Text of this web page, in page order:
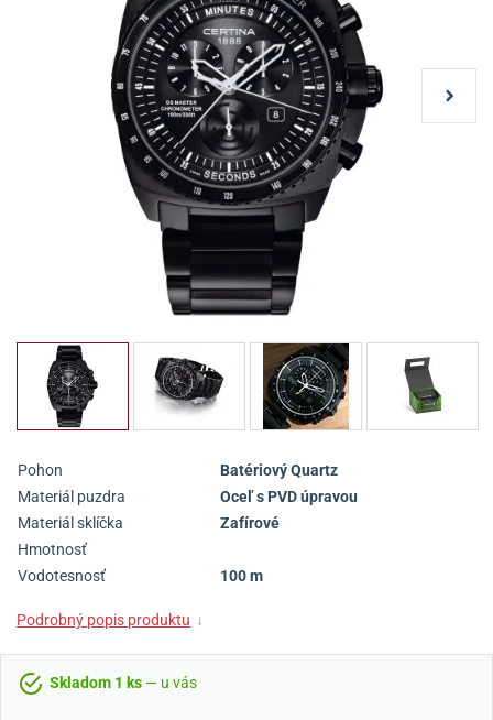
Pohon
Batériový Quartz
Materiál puzdra
Oceľ s PVD úpravou
Materiál sklíčka
Zafírové
Hmotnosť
Vodotesnosť
100 m
Podrobný popis produktu ↓
Skladom 1 ks — u vás